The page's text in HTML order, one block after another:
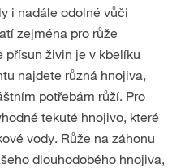
i nadále odolné vůči
zejména pro růže
přísun živin je v kbelíku
najdete různá hnojiva,
potřebám růží. Pro
tekuté hnojivo, které
vody. Růže na záhonu
dlouhodobého hnojiva,